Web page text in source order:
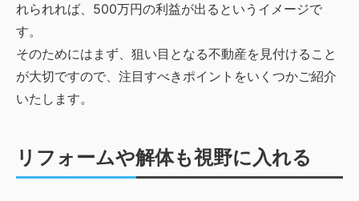
れられれば、500万円の利益が出るというイメージで
す。
そのためにはまず、狙い目となる不動産を見付けること
が大切ですので、注目すべきポイントをいくつかご紹介
いたします。
リフォームや解体も視野に入れる